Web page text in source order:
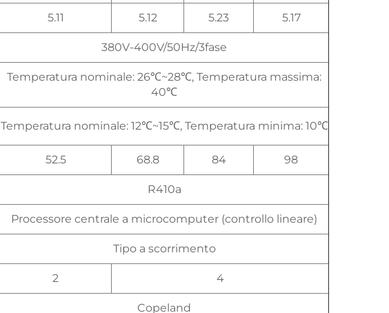
5.11 5.12 5.23 5.17
380V-400V/50Hz/3fase
Temperatura nominale: 26℃~28℃, Temperatura massima:
40℃
Temperatura nominale: 12℃~15℃, Temperatura minima: 10℃
52.5 68.8 84 98
R410a
Processore centrale a microcomputer (controllo lineare)
Tipo a scorrimento
2 4
Copeland